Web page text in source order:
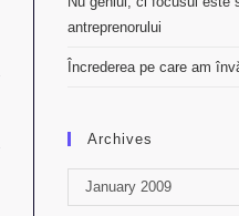
antreprenorului
Încrederea pe care am
Archives
Archives
January 2009